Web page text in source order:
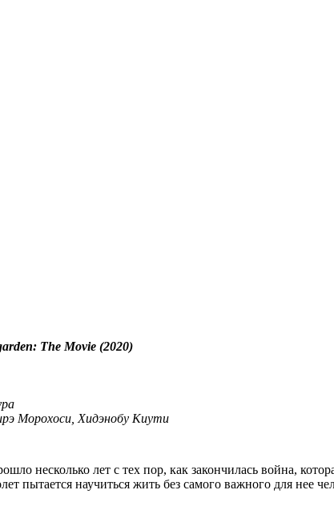
The Movie (2020)
Морохоси, Хидэнобу Киути
пытается научиться жить без самого важного для нее